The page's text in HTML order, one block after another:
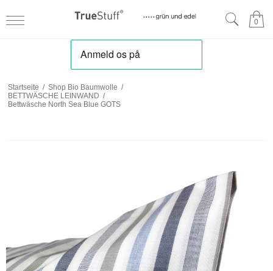
0
Startseite / Shop Bio Baumwolle /
BETTWÄSCHE LEINWAND /
Bettwäsche North Sea Blue GOTS